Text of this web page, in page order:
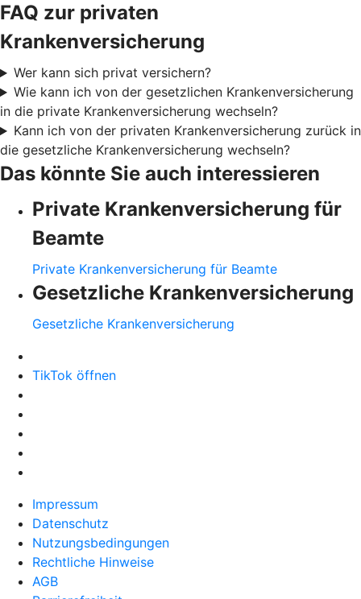
FAQ zur privaten
Krankenversicherung
Wer kann sich privat versichern?
Wie kann ich von der gesetzlichen Krankenversicherung
in die private Krankenversicherung wechseln?
Kann ich von der privaten Krankenversicherung zurück in
die gesetzliche Krankenversicherung wechseln?
Das könnte Sie auch interessieren
Private Krankenversicherung für
Beamte
Private Krankenversicherung für Beamte
Gesetzliche Krankenversicherung
Gesetzliche Krankenversicherung
TikTok öffnen
Impressum
Datenschutz
Nutzungsbedingungen
Rechtliche Hinweise
AGB